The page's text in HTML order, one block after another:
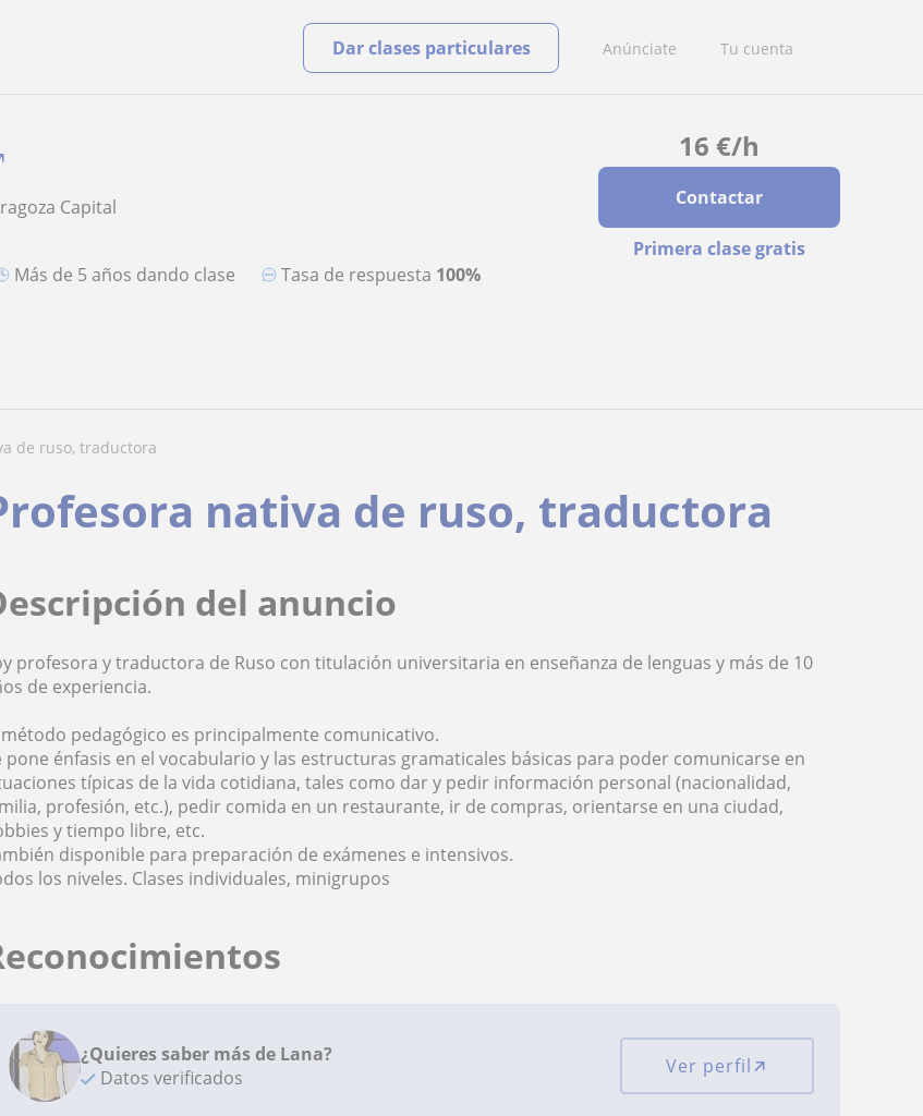
Anúnciate Tu cuenta
Dar clases particulares
16 €/h
Contactar
Primera clase gratis
Capital
más de 5 años dando clase Tasa de respuesta 100%
de ruso, traductora
nativa de ruso, traductora
del anuncio
profesora y traductora de Ruso con titulación universitaria en enseñanza de lenguas y más de 10
de experiencia.
método pedagógico es principalmente comunicativo.
pone énfasis en el vocabulario y las estructuras gramaticales básicas para poder comunicarse en
típicas de la vida cotidiana, tales como dar y pedir información personal (nacionalidad,
profesión, etc.), pedir comida en un restaurante, ir de compras, orientarse en una ciudad,
y tiempo libre, etc.
disponible para preparación de exámenes e intensivos.
los niveles. Clases individuales, minigrupos
¿Quieres saber más de Lana?
Datos verificados
Ver perfil